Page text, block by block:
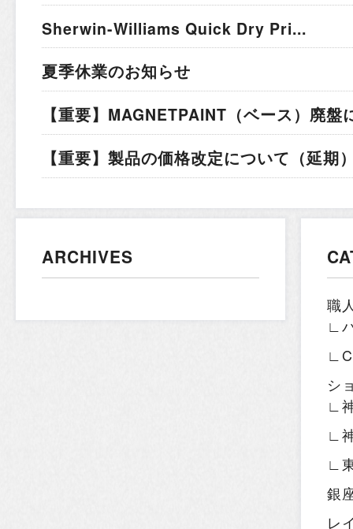
Sherwin-Williams Quick Dry Pri...
夏季休業のお知らせ
【重要】MAGNETPAINT（ベース）廃
【重要】製品の価格改定について（延期
ARCHIVES
職
∟
シ
∟
∟
∟
銀
レ